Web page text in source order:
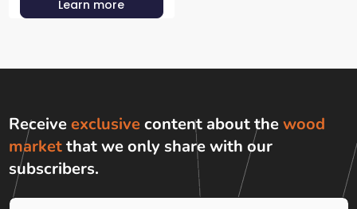
Learn more
Receiveexclusivecontent about thewood
marketthat we only share with our
subscribers.